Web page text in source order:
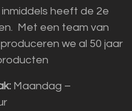
heeft de 2e
Met een team van
we al 50 jaar
Maandag –